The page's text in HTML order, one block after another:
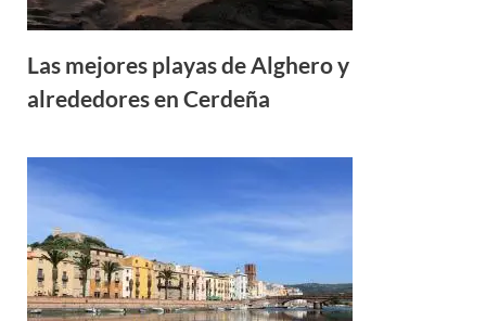
Las mejores playas de Alghero y
alrededores en Cerdeña